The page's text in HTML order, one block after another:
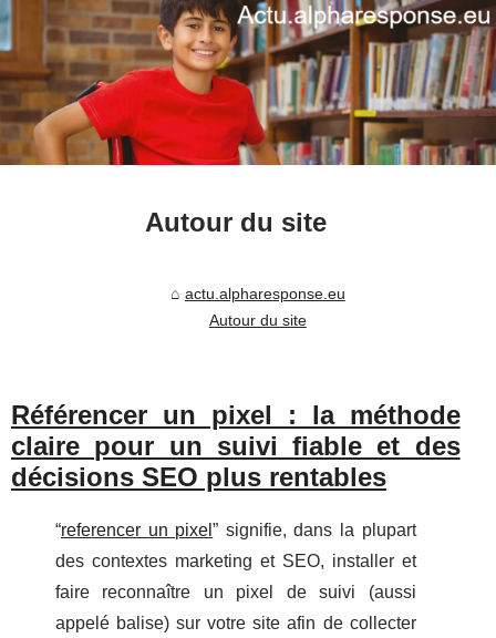
Autour du site
actu.alpharesponse.eu
Autour du site
Référencer un pixel : la méthode
claire pour un suivi fiable et des
décisions SEO plus rentables
“referencer un pixel” signifie, dans la plupart
des contextes marketing et SEO, installer et
faire reconnaître un pixel de suivi (aussi
appelé balise) sur votre site afin de collecter